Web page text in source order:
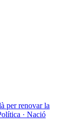
per renovar la
· Nació